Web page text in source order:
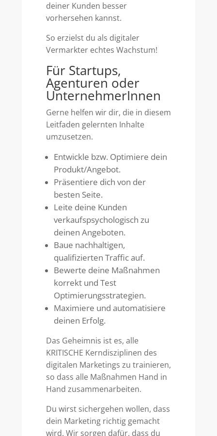
deiner Kunden besser
vorhersehen kannst.
So erzielst du als digitaler
Vermarkter echtes Wachstum!
Für Startups,
Agenturen oder
UnternehmerInnen
Gerne helfen wir dir, die in diesem
Leitfaden gelernten Inhalte
umzusetzen.
Entwickle bzw. Optimiere dein
Produkt/Angebot.
Präsentiere dich von der
besten Seite.
Leite deine Kunden
verkaufspsychologisch zu
deinen Angeboten.
Baue nachhaltigen,
qualifizierten Traffic auf.
Bewerte deine Maßnahmen
korrekt und Test
Optimierungsstrategien.
Maximiere und automatisiere
deinen Erfolg.
Das Geheimnis ist es, alle
KRITISCHE Kerndisziplinen des
digitalen Marketings zu trainieren,
so dass alle Maßnahmen Hand in
Hand zusammenarbeiten.
Du wirst sichergehen wollen, dass
dein Marketing richtig gemacht
wird. Wir sorgen dafür, dass du